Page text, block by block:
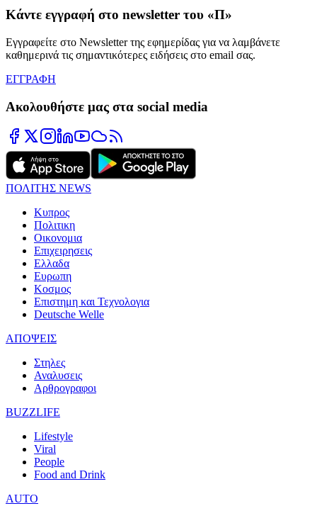
Κάντε εγγραφή στο newsletter του «Π»
Εγγραφείτε στο Newsletter της εφημερίδας για να λαμβάνετε
καθημερινά τις σημαντικότερες ειδήσεις στο email σας.
ΕΓΓΡΑΦΗ
Ακολουθήστε μας στα social media
ΠΟΛΙΤΗΣ NEWS
Κυπρος
Πολιτικη
Οικονομια
Επιχειρησεις
Ελλαδα
Ευρωπη
Κοσμος
Επιστημη και Τεχνολογια
Deutsche Welle
ΑΠΟΨΕΙΣ
Στηλες
Αναλυσεις
Αρθρογραφοι
BUZZLIFE
Lifestyle
Viral
People
Food and Drink
AUTO